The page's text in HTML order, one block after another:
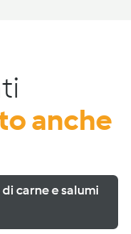
anche
carne e salumi